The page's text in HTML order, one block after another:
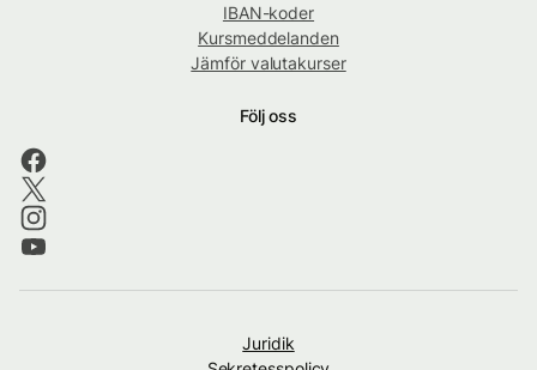
IBAN-koder
Kursmeddelanden
Jämför valutakurser
Följ oss
Juridik